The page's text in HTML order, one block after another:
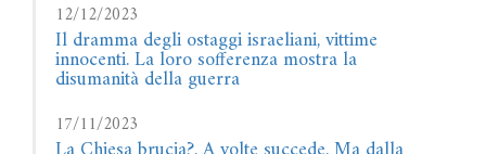
12/12/2023
Il dramma degli ostaggi israeliani, vittime
innocenti. La loro sofferenza mostra la
disumanità della guerra
17/11/2023